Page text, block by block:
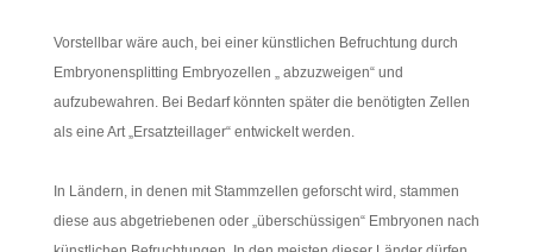
Vorstellbar wäre auch, bei einer künstlichen Befruchtung durch
Embryonensplitting Embryozellen „ abzuzweigen“ und
aufzubewahren. Bei Bedarf könnten später die benötigten Zellen
als eine Art „Ersatzteillager“ entwickelt werden.
In Ländern, in denen mit Stammzellen geforscht wird, stammen
diese aus abgetriebenen oder „überschüssigen“ Embryonen nach